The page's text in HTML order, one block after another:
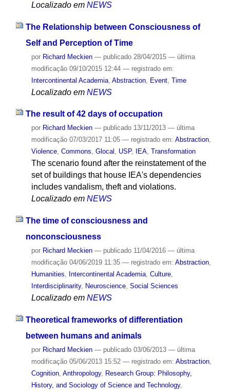
Localizado em NEWS
The Relationship between Consciousness of
Self and Perception of Time
por Richard Meckien — publicado28/04/2015 — última
modificação09/10/2015 12:44 — registrado em:
Intercontinental Academia, Abstraction, Event, Time
Localizado em NEWS
The result of 42 days of occupation
por Richard Meckien — publicado13/11/2013 — última
modificação07/03/2017 11:05 — registrado em: Abstraction,
Violence, Commons, Glocal , USP, IEA, Transformation
The scenario found after the reinstatement of the
set of buildings that house IEA's dependencies
includes vandalism, theft and violations.
Localizado em NEWS
The time of consciousness and
nonconsciousness
por Richard Meckien — publicado11/04/2016 — última
modificação04/06/2019 11:35 — registrado em: Abstraction,
Humanities, Intercontinental Academia, Culture,
Interdisciplinarity, Neuroscience, Social Sciences
Localizado em NEWS
Theoretical frameworks of differentiation
between humans and animals
por Richard Meckien — publicado03/06/2013 — última
modificação05/06/2013 15:52 — registrado em: Abstraction,
Cognition, Anthropology, Research Group: Philosophy,
History, and Sociology of Science and Technology,